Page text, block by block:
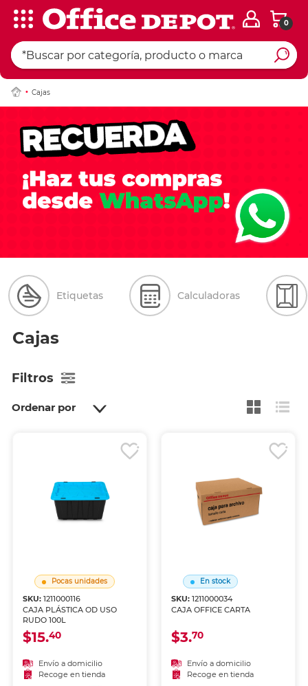
0
Cajas
Etiquetas Calculadoras
Cajas
Filtros
Ordenar por
Pocas unidades
SKU:1211000116
CAJA PLÁSTICA OD USO
RUDO 100L
$15.40
Envío a domicilio
Recoge en tienda
En stock
SKU: 1211000034
CAJA OFFICE CARTA
$3.70
Envío a domicilio
Recoge en tienda